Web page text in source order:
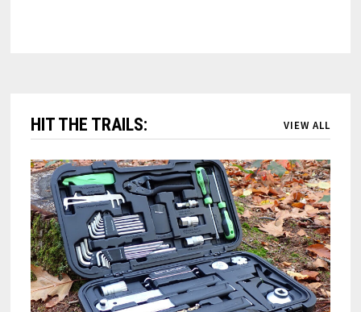
HIT THE TRAILS: VIEW ALL